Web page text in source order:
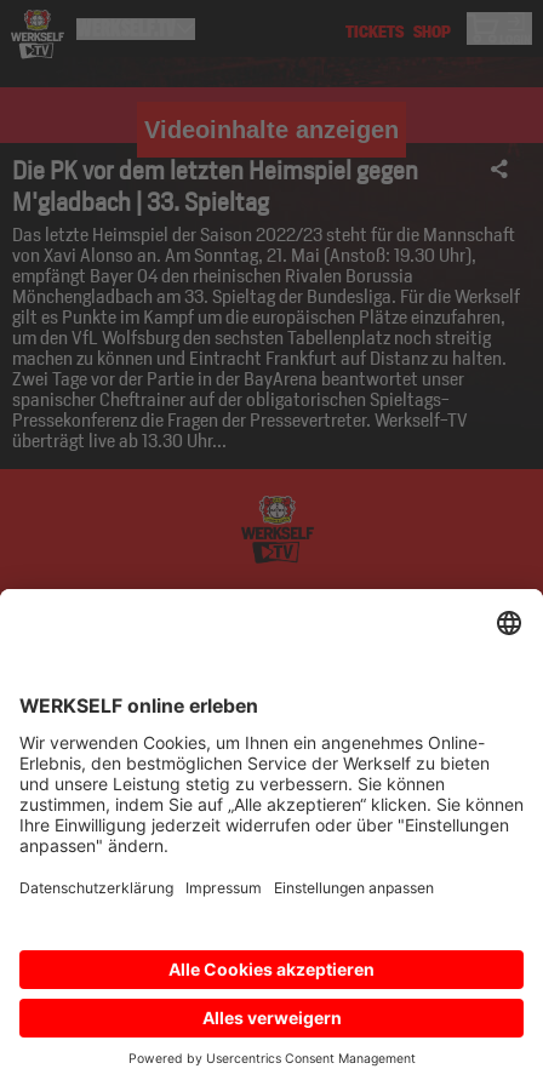
Videoinhalte anzeigen
Die PK vor dem letzten Heimspiel gegen
M'gladbach | 33. Spieltag
Das letzte Heimspiel der Saison 2022/23 steht für die Mannschaft
von Xavi Alonso an. Am Sonntag, 21. Mai (Anstoß: 19.30 Uhr),
empfängt Bayer 04 den rheinischen Rivalen Borussia
Mönchengladbach am 33. Spieltag der Bundesliga. Für die Werkself
gilt es Punkte im Kampf um die europäischen Plätze einzufahren,
um den VfL Wolfsburg den sechsten Tabellenplatz noch streitig
machen zu können und Eintracht Frankfurt auf Distanz zu halten.
Zwei Tage vor der Partie in der BayArena beantwortet unser
spanischer Cheftrainer auf der obligatorischen Spieltags-
Pressekonferenz die Fragen der Pressevertreter. Werkself-TV
überträgt live ab 13.30 Uhr...